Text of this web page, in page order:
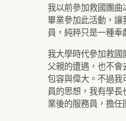
我以前參加救國團曲
畢業參加此活動，
員，純粹只是一種奉
我大學時代參加救
父親的遭遇，也不
包容與偉大。不過
員的思想，我有學
業後的服務員，擔任